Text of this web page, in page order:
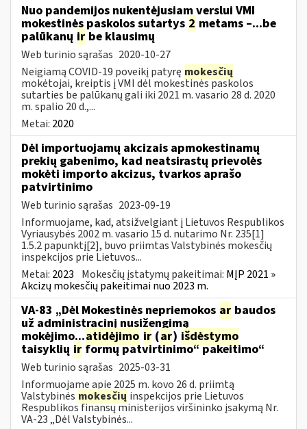
Nuo pandemijos nukentėjusiam verslui VMI
mokestinės paskolos sutartys 2 metams –...be
palūkanų ir be klausimų
Web turinio sąrašas 2020-10-27
Neigiamą COVID-19 poveikį patyrę mokesčių
mokėtojai, kreiptis į VMI dėl mokestinės paskolos
sutarties be palūkanų gali iki 2021 m. vasario 28 d. 2020
m. spalio 20 d.,...
Metai: 2020
Dėl importuojamų akcizais apmokestinamų
prekių gabenimo, kad neatsirastų prievolės
mokėti importo akcizus, tvarkos aprašo
patvirtinimo
Web turinio sąrašas 2023-09-19
Informuojame, kad, atsižvelgiant į Lietuvos Respublikos
Vyriausybės 2002 m. vasario 15 d. nutarimo Nr. 235[1]
1.5.2 papunktį[2], buvo priimtas Valstybinės mokesčių
inspekcijos prie Lietuvos...
Metai: 2023 Mokesčių įstatymų pakeitimai: MĮP 2021 »
Akcizų mokesčių pakeitimai nuo 2023 m.
VA-83 „Dėl Mokestinės nepriemokos ar baudos
už administracinį nusižengimą
mokėjimo...atidėjimo ir (ar) išdėstymo
taisyklių ir formų patvirtinimo“ pakeitimo“
Web turinio sąrašas 2025-03-31
Informuojame apie 2025 m. kovo 26 d. priimtą
Valstybinės mokesčių inspekcijos prie Lietuvos
Respublikos finansų ministerijos viršininko įsakymą Nr.
VA-23 „Dėl Valstybinės...